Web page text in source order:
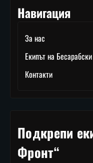
Навигация
За нас
Екипът на
Контакти
Подкрепи
Фронт“